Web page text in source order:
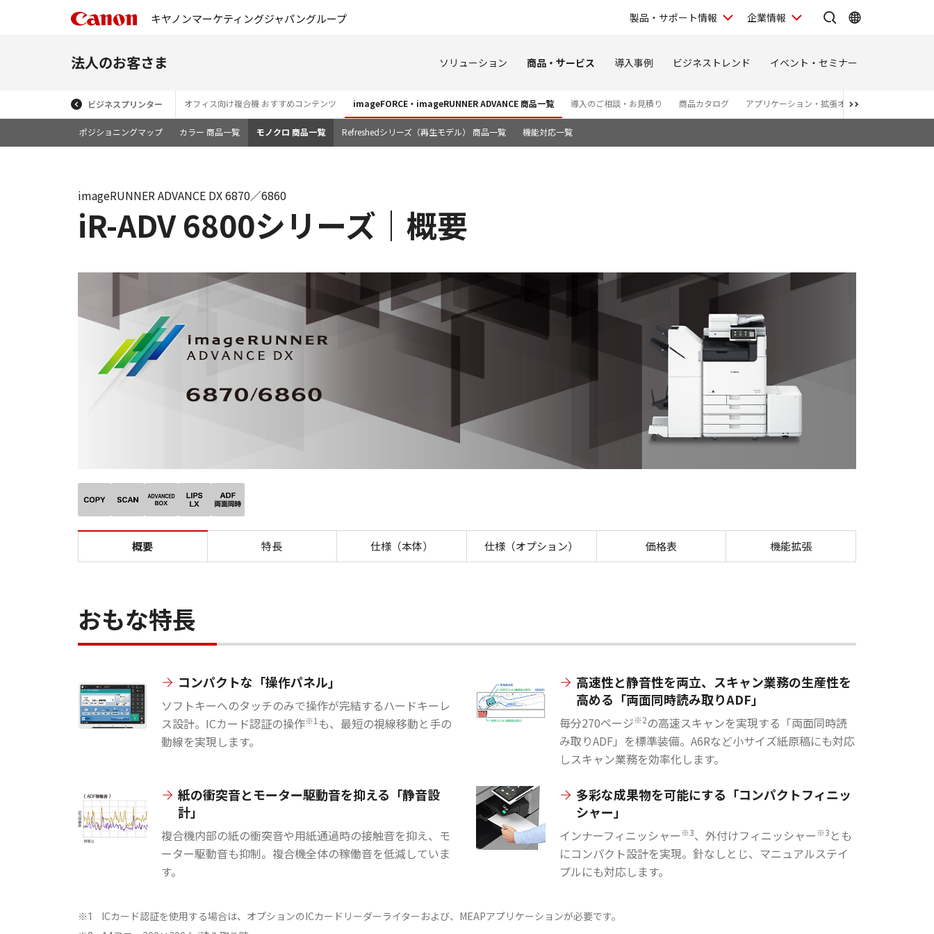
キヤノンマーケティングジャパングループ 製品・サポート情報 企業情報
法人のお客さま ソリューション 商品・サービス 導入事例 ビジネストレンド イベント・セミナー
ビジネスプリンター オフィス向け複合機 おすすめコンテンツ imageFORCE・imageRUNNER ADVANCE 商品一覧 導入のご相談・お見積り 商品カタログ アプリケーション・拡張オプション
ポジショニングマップ カラー 商品一覧 モノクロ 商品一覧 Refreshedシリーズ（再生モデル） 商品一覧 機能対応一覧
iR-ADV 6800シリーズ｜概要
imageRUNNER ADVANCE DX 6870／6860
iR-ADV 6800シリーズ 概要
概要 特長 仕様（本体） 仕様（オプション） 価格表 機能拡張
おもな特長
コンパクトな「操作パネル」
ソフトキーへのタッチのみで操作が完結するハードキーレ
ス設計。ICカード認証の操作※1 も、最短の視線移動と手の
動線を実現します。
高速性と静音性を両立、スキャン業務の生産性を
高める「両面同時読み取りADF」
毎分270ページ※2の高速スキャンを実現する「両面同時読
み取りADF」を標準装備。A6Rなど小サイズ紙原稿にも対応
しスキャン業務を効率化します。
紙の衝突音とモーター駆動音を抑える「静音設
計」
複合機内部の紙の衝突音や用紙通過時の接触音を抑え、モ
ーター駆動音も抑制。複合機全体の稼働音を低減していま
す。
多彩な成果物を可能にする「コンパクトフィニッ
シャー」
インナーフィニッシャー※3、外付けフィニッシャー※3 とも
にコンパクト設計を実現。針なしとじ、マニュアルステイ
プルにも対応します。
※1 ICカード認証を使用する場合は、オプションのICカードリーダーライターおよび、MEAPアプリケーションが必要です。